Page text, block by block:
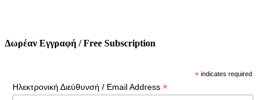
Δωρέαν Εγγραφή / Free Subscription
* indicates required
Ηλεκτρονική Διεύθυνσή / Email Address *